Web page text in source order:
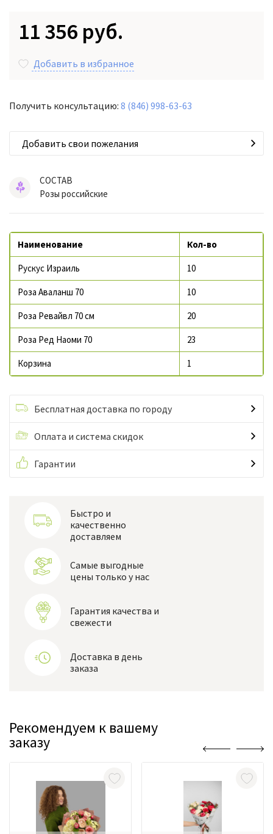
11 356 руб.
Добавить в избранное
Получить консультацию: 8 (846) 998-63-63
Добавить свои пожелания
СОСТАВ
Розы российские
Наименование Кол-во
Рускус Израиль 10
Роза Аваланш 70 10
Роза Ревайвл 70 см 20
Роза Ред Наоми 70 23
Корзина 1
Бесплатная доставка по городу
Оплата и система скидок
Гарантии
Быстро и
качественно
доставляем
Самые выгодные
цены только у нас
Гарантия качества и
свежести
Доставка в день
заказа
Рекомендуем к вашему
заказу